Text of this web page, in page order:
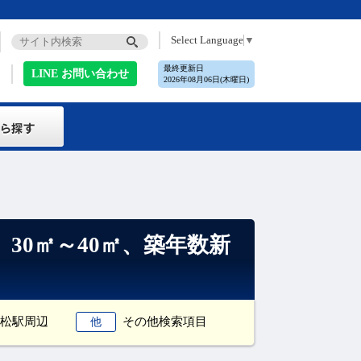
Select Language ▼
LINE お問い合わせ
最終更新日
2026年08月06日(木曜日)
㎡～40㎡、築年数新
駅周辺 他 その他検索項目